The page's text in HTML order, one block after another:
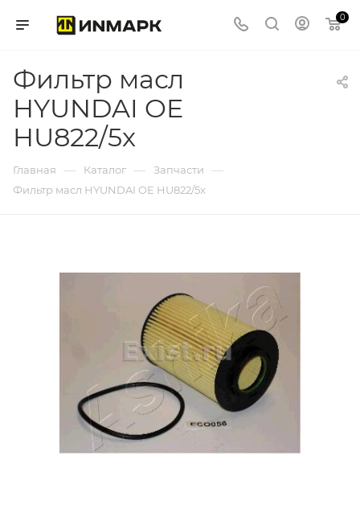
0
Фильтр масл
HYUNDAI OE
HU822/5x
Главная — Каталог — Запчасти —
Фильтр масл HYUNDAI OE HU822/5x